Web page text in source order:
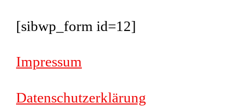
[sibwp_form id=12]
Impressum
Datenschutzerklärung